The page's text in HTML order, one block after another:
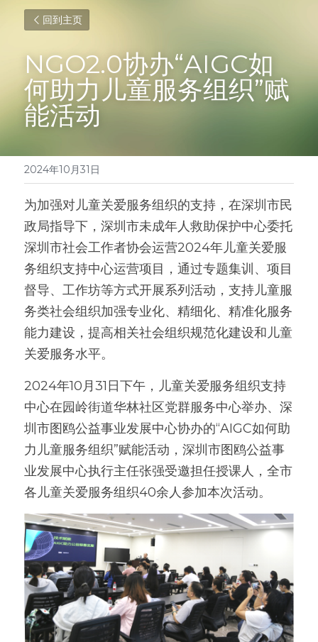
回到主页
NGO2.0协办“AIGC如
何助力儿童服务组织”赋
能活动
2024年10月31日
为加强对儿童关爱服务组织的支持，在深圳市民
政局指导下，深圳市未成年人救助保护中心委托
深圳市社会工作者协会运营2024年儿童关爱服
务组织支持中心运营项目，通过专题集训、项目
督导、工作坊等方式开展系列活动，支持儿童服
务类社会组织加强专业化、精细化、精准化服务
能力建设，提高相关社会组织规范化建设和儿童
关爱服务水平。
2024年10月31日下午，儿童关爱服务组织支持
中心在园岭街道华林社区党群服务中心举办、 深
圳市图鸥公益事业发展中心协办的“AIGC如何助
力儿童服务组织”赋能活动，深圳市图鸥公益事
业发展中心执行主任张强受邀担任授课人，全市
各儿童关爱服务组织40余人参加本次活动。